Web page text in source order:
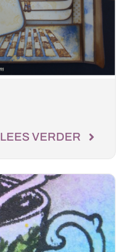
LEES VERDER